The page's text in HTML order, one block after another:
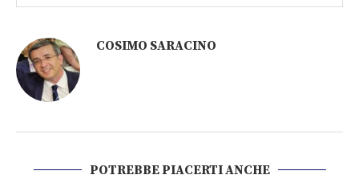
COSIMO SARACINO
POTREBBE PIACERTI ANCHE